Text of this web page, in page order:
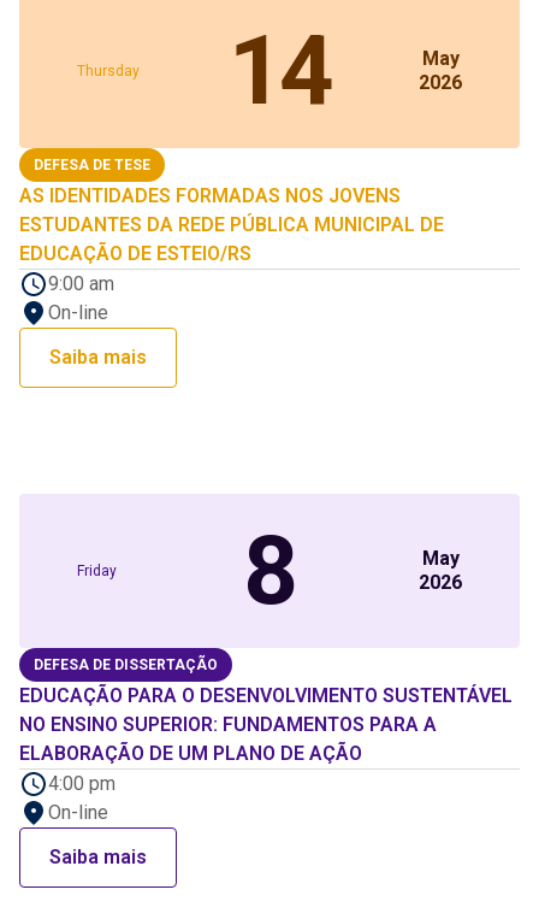
Thursday 14
May
2026
DEFESA DE TESE
AS IDENTIDADES FORMADAS NOS JOVENS
ESTUDANTES DA REDE PÚBLICA MUNICIPAL DE
EDUCAÇÃO DE ESTEIO/RS
9:00 am
On-line
Saiba mais
Friday 8
May
2026
DEFESA DE DISSERTAÇÃO
EDUCAÇÃO PARA O DESENVOLVIMENTO SUSTENTÁVEL
NO ENSINO SUPERIOR: FUNDAMENTOS PARA A
ELABORAÇÃO DE UM PLANO DE AÇÃO
4:00 pm
On-line
Saiba mais